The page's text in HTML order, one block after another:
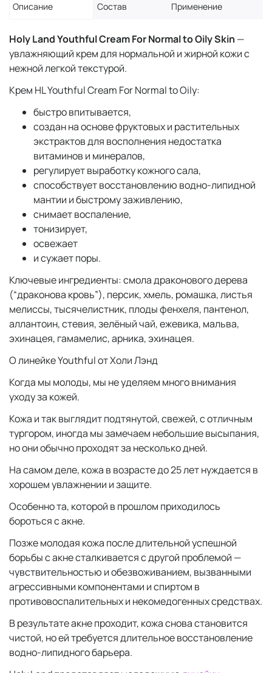
Описание Состав Применение
Holy Land Youthful Cream For Normal to Oily Skin —
увлажняющий крем для нормальной и жирной кожи с
нежной легкой текстурой.
Крем HL Youthful Cream For Normal to Oily:
быстро впитывается,
создан на основе фруктовых и растительных
экстрактов для восполнения недостатка
витаминов и минералов,
регулирует выработку кожного сала,
способствует восстановлению водно-липидной
мантии и быстрому заживлению,
снимает воспаление,
тонизирует,
освежает
и сужает поры.
Ключевые ингредиенты: смола драконового дерева
(“драконова кровь”), персик, хмель, ромашка, листья
мелиссы, тысячелистник, плоды фенхеля, пантенол,
аллантоин, стевия, зелёный чай, ежевика, мальва,
эхинацея, гамамелис, арника, эхинацея.
О линейке Youthful от Холи Лэнд
Когда мы молоды, мы не уделяем много внимания
уходу за кожей.
Кожа и так выглядит подтянутой, свежей, с отличным
тургором, иногда мы замечаем небольшие высыпания,
но они обычно проходят за несколько дней.
На самом деле, кожа в возрасте до 25 лет нуждается в
хорошем увлажнении и защите.
Особенно та, которой в прошлом приходилось
бороться с акне.
Позже молодая кожа после длительной успешной
борьбы с акне сталкивается с другой проблемой —
чувствительностью и обезвоживанием, вызванными
агрессивными компонентами и спиртом в
противовоспалительных и некомедогенных средствах.
В результате акне проходит, кожа снова становится
чистой, но ей требуется длительное восстановление
водно-липидного барьера.